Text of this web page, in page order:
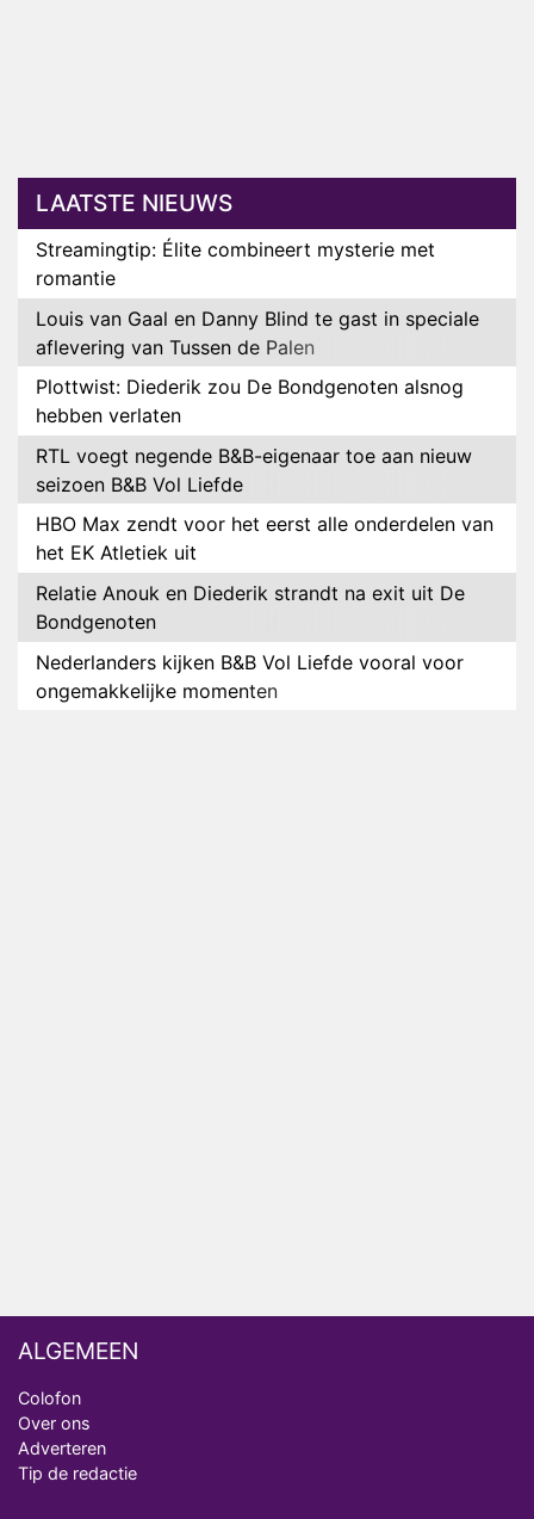
LAATSTE NIEUWS
Streamingtip: Élite combineert mysterie met
romantie
Louis van Gaal en Danny Blind te gast in speciale
aflevering van Tussen de Palen
Plottwist: Diederik zou De Bondgenoten alsnog
hebben verlaten
RTL voegt negende B&B-eigenaar toe aan nieuw
seizoen B&B Vol Liefde
HBO Max zendt voor het eerst alle onderdelen van
het EK Atletiek uit
Relatie Anouk en Diederik strandt na exit uit De
Bondgenoten
Nederlanders kijken B&B Vol Liefde vooral voor
ongemakkelijke momenten
ALGEMEEN
Colofon
Over ons
Adverteren
Tip de redactie